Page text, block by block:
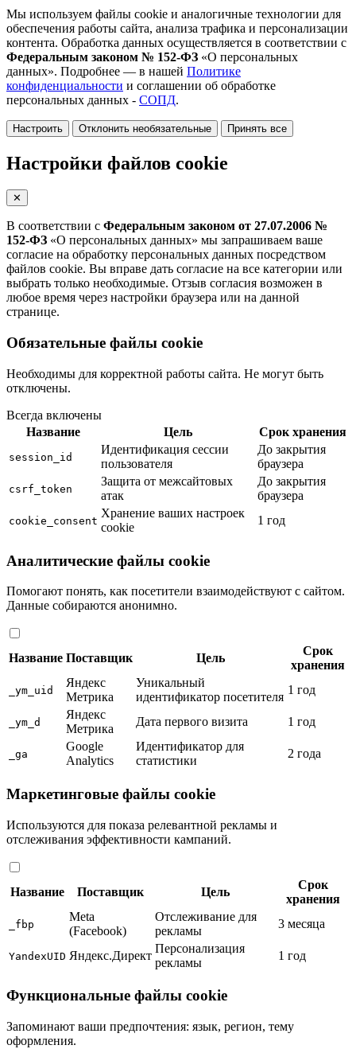
Мы используем файлы cookie и аналогичные технологии для
обеспечения работы сайта, анализа трафика и персонализации
контента. Обработка данных осуществляется в соответствии с
Федеральным законом № 152-ФЗ «О персональных
данных». Подробнее — в нашей Политике
конфиденциальности и соглашении об обработке
персональных данных - СОПД.
Настроить Отклонить необязательные Принять все
Настройки файлов cookie
✕
В соответствии с Федеральным законом от 27.07.2006 №
152-ФЗ «О персональных данных» мы запрашиваем ваше
согласие на обработку персональных данных посредством
файлов cookie. Вы вправе дать согласие на все категории или
выбрать только необходимые. Отзыв согласия возможен в
любое время через настройки браузера или на данной
странице.
Обязательные файлы cookie
Необходимы для корректной работы сайта. Не могут быть
отключены.
Всегда включены
Название
Цель Срок хранения
session_id
Идентификация сессии
пользователя
До закрытия
браузера
csrf_token
Защита от межсайтовых
атак
До закрытия
браузера
cookie_consent
Хранение ваших настроек
cookie
1 год
Аналитические файлы cookie
Помогают понять, как посетители взаимодействуют с сайтом.
Данные собираются анонимно.
Название Поставщик Цель
Срок
хранения
_ym_uid
Яндекс
Метрика
Уникальный
идентификатор посетителя
1 год
_ym_d
Яндекс
Метрика
Дата первого визита 1 год
_ga
Google
Analytics
Идентификатор для
статистики
2 года
Маркетинговые файлы cookie
Используются для показа релевантной рекламы и
отслеживания эффективности кампаний.
Название Поставщик Цель
Срок
хранения
_fbp
Meta
(Facebook)
Отслеживание для
рекламы
3 месяца
YandexUID Яндекс.Директ
Персонализация
рекламы
1 год
Функциональные файлы cookie
Запоминают ваши предпочтения: язык, регион, тему
оформления.